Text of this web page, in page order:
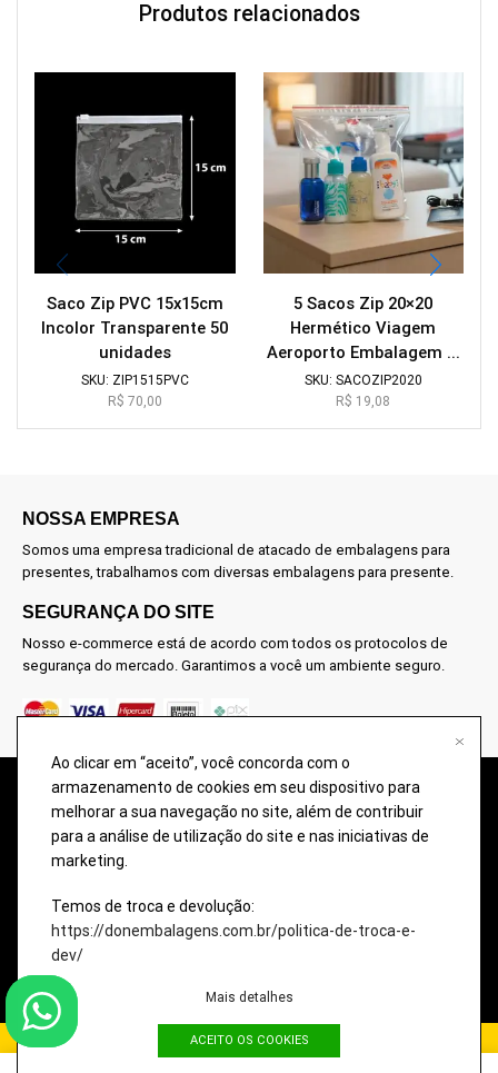
Produtos relacionados
Saco Zip PVC 15x15cm
Incolor Transparente 50
unidades
SKU: ZIP1515PVC
R$ 70,00
5 Sacos Zip 20×20
Hermético Viagem
Aeroporto Embalagem ...
SKU: SACOZIP2020
R$ 19,08
NOSSA EMPRESA
Somos uma empresa tradicional de atacado de embalagens para
presentes, trabalhamos com diversas embalagens para presente.
SEGURANÇA DO SITE
Nosso e-commerce está de acordo com todos os protocolos de
segurança do mercado. Garantimos a você um ambiente seguro.
@2026 – TODOS OS DIREITOS RESERVADOS À DON EMBALAGENS –
COMÉRCIO DE EMBALAGENS PARA PRESENTES. Imagens meramente
ilustrativas, qualquer semelhança é uma mera coincidência.
estoque da loja física. Eventuais promoções, descontos e prazos de
pagamento expostos aqui são válidos apenas para compras via internet.
Imagens meramente ilustrativas, qualquer semelhança é uma mera
coincidência.
Ao clicar em “aceito”, você concorda com o
armazenamento de cookies em seu dispositivo para
melhorar a sua navegação no site, além de contribuir
para a análise de utilização do site e nas iniciativas de
marketing.
Temos de troca e devolução:
https://donembalagens.com.br/politica-de-troca-e-
dev/
Mais detalhes
ACEITO OS COOKIES